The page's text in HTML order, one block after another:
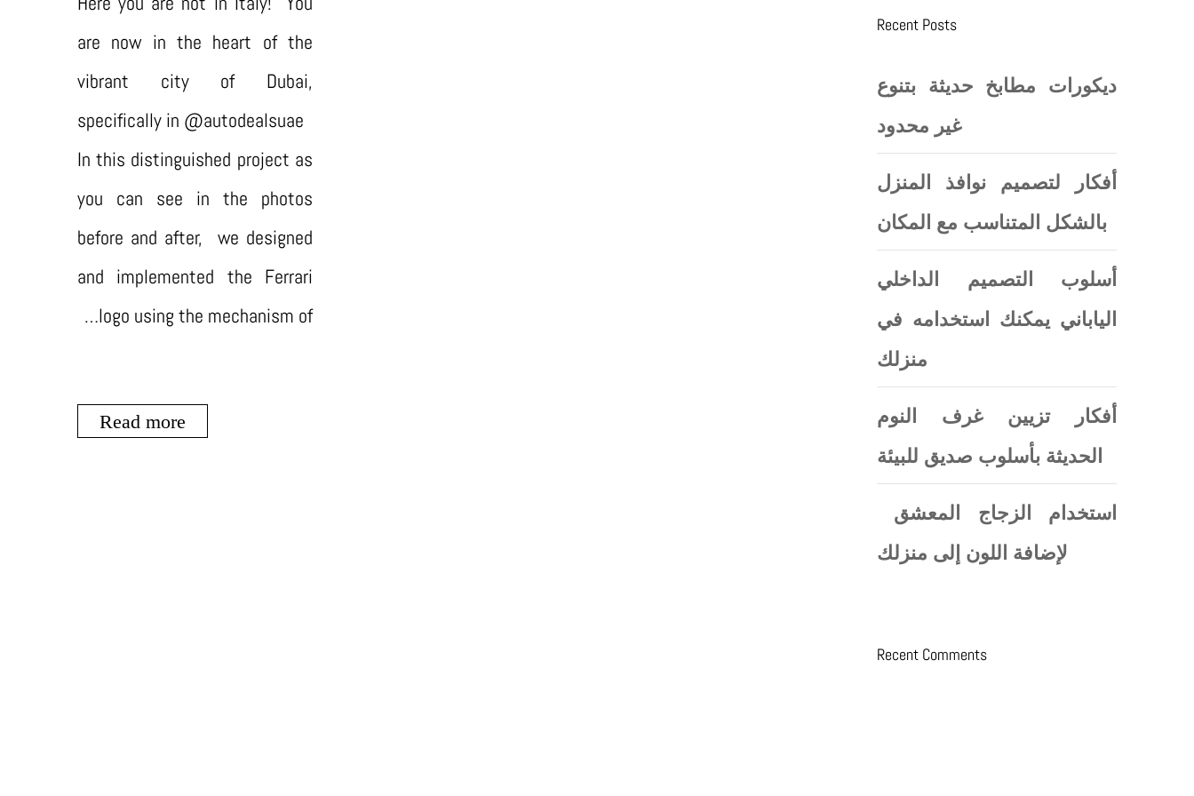
are now in the heart of the
vibrant city of Dubai,
specifically in @autodealsuae ⁣ ⁣
In this distinguished project as
you can see in the photos
before and after, ⁣ we designed
and implemented the Ferrari
logo using the mechanism of…
Read more
Recent Posts
ديكورات مطابخ حديثة بتنوع
غير محدود
أفكار لتصميم نوافذ المنزل
بالشكل المتناسب مع المكان
أسلوب التصميم الداخلي
الياباني يمكنك استخدامه في
منزلك
أفكار تزيين غرف النوم
الحديثة بأسلوب صديق للبيئة
لإضافة اللون إلى منزلك
Recent Comments